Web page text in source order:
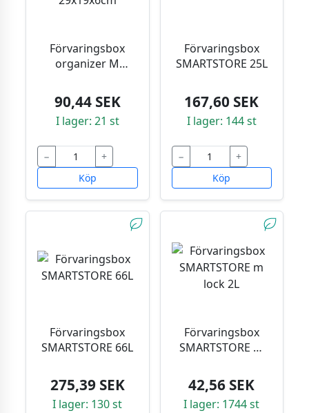
Förvaringsbox
organizer M
90,44 SEK
I lager: 21 st
−
+
Köp
Förvaringsbox
SMARTSTORE 25L
167,60 SEK
I lager: 144 st
−
+
Köp
Förvaringsbox
SMARTSTORE 66L
275,39 SEK
I lager: 130 st
Förvaringsbox
SMARTSTORE m
42,56 SEK
I lager: 1744 st